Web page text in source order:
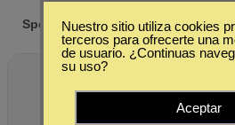
Nuestro sitio utiliza cookies
terceros para ofrecerte una
de usuario. ¿Continuas
su uso?
Aceptar